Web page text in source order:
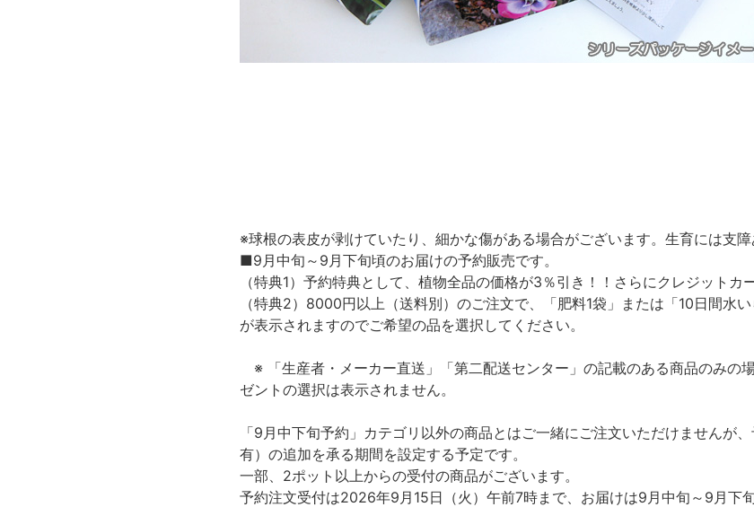
※球根の表皮が剥けていたり、細かな傷がある場合がございます。生育には支
■9月中旬～9月下旬頃のお届けの予約販売です。
（特典1）予約特典として、植物全品の価格が3％引き！！さらにクレジットカ
（特典2）8000円以上（送料別）のご注文で、「肥料1袋」または「10日間水
が表示されますのでご希望の品を選択してください。
※ 「生産者・メーカー直送」「第二配送センター」の記載のある商品のみの
ゼントの選択は表示されません。
「9月中下旬予約」カテゴリ以外の商品とはご一緒にご注文いただけませんが
有）の追加を承る期間を設定する予定です。
一部、2ポット以上からの受付の商品がございます。
予約注文受付は2026年9月15日（火）午前7時まで、お届けは9月中旬～9月下